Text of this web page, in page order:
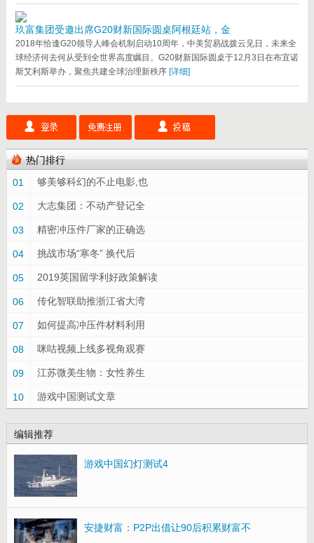
玖富集团受邀出席G20财新国际圆桌阿根廷站，金
2018年恰逢G20领导人峰会机制启动10周年，中美贸易战拨云见日，未来全
球经济何去何从受到全世界高度瞩目。G20财新国际圆桌于12月3日在布宜诺
斯艾利斯举办，聚焦共建全球治理新秩序 [详细]
热门排行
01
够美够科幻的不止电影,也
02 大志集团：不动产登记全
03 精密冲压件厂家的正确选
04 挑战市场“寒冬” 换代后
05 2019英国留学利好政策解读
06 传化智联助推浙江省大湾
07 如何提高冲压件材料利用
08 咪咕视频上线多视角观赛
09 江苏微美生物：女性养生
10 游戏中国测试文章
编辑推荐
游戏中国幻灯测试4
安捷财富：P2P出借让90后积累财富不